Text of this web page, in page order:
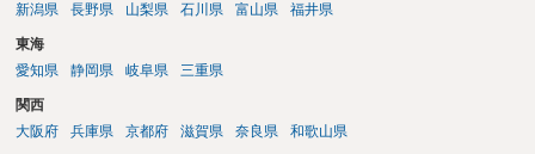
新潟県
長野県 山梨県 石川県 富山県 福井県
東海
愛知県
静岡県 岐阜県 三重県
関西
大阪府
兵庫県 京都府 滋賀県 奈良県 和歌山県